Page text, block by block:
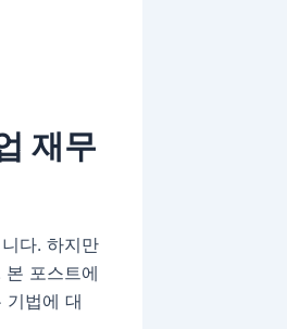
재무
다. 하지만
포스트에
기법에 대